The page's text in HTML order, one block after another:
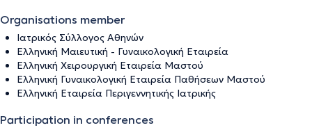
Organisations member
Ιατρικός Σύλλογος Αθηνών
Ελληνική Μαιευτική - Γυναικολογική Εταιρεία
Ελληνική Χειρουργική Εταιρεία Μαστού
Ελληνική Γυναικολογική Εταιρεία Παθήσεων Μαστού
Ελληνική Εταιρεία Περιγεννητικής Ιατρικής
Participation in conferences